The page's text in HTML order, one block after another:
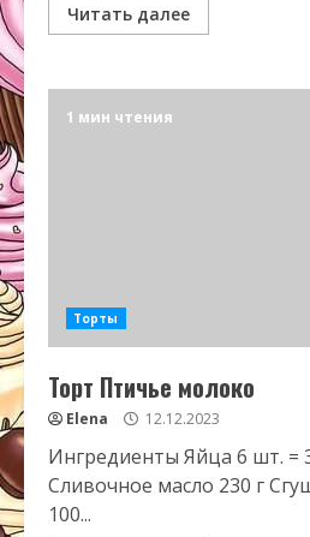
Читать далее
1 мин чтения
Торты
Торт Птичье молоко
Elena 12.12.2023
Ингредиенты Яйца 6 шт. =
Сливочное масло 230 г
100...